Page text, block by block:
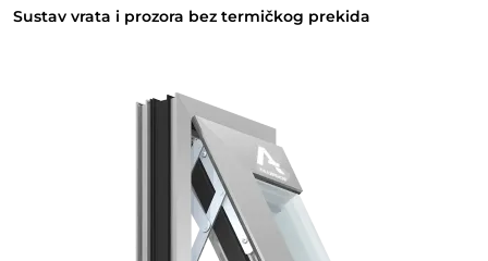
Sustav vrata i prozora bez termičkog prekida